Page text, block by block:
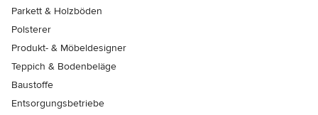
Parkett & Holzböden
Polsterer
Produkt- & Möbeldesigner
Teppich & Bodenbeläge
Baustoffe
Entsorgungsbetriebe